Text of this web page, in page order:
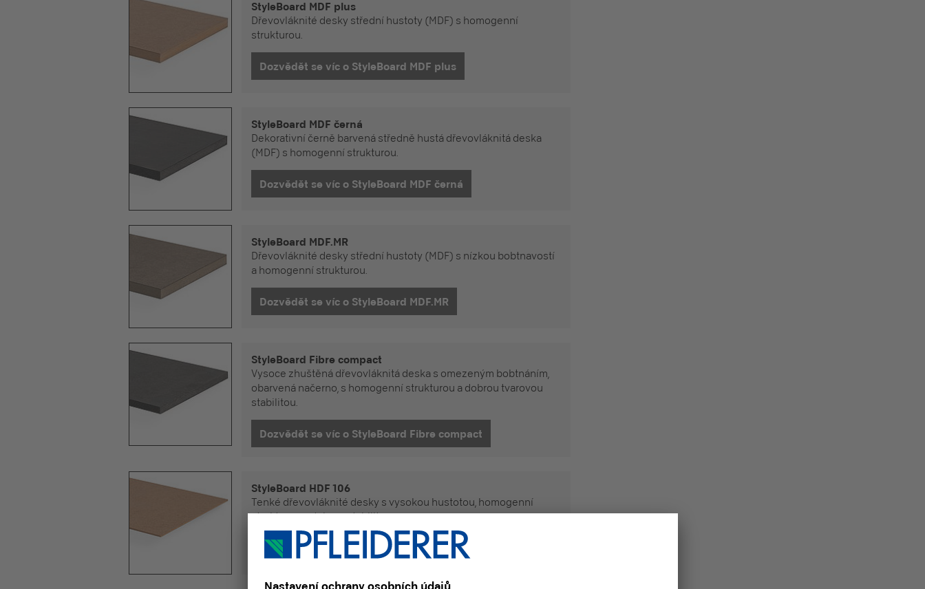
StyleBoard MDF plus
Dřevovláknité desky střední hustoty (MDF) s homogenní
strukturou.
Dozvědět se víc o StyleBoard MDF plus
StyleBoard MDF černá
Dekorativní černě barvená středně hustá dřevovláknitá deska
(MDF) s homogenní strukturou.
Dozvědět se víc o StyleBoard MDF černá
StyleBoard MDF.MR
Dřevovláknité desky střední hustoty (MDF) s nízkou bobtnavostí
a homogenní strukturou.
Dozvědět se víc o StyleBoard MDF.MR
StyleBoard Fibre compact
Vysoce zhuštěná dřevovláknitá deska s omezeným bobtnáním,
obarvená načerno, s homogenní strukturou a dobrou tvarovou
stabilitou.
Dozvědět se víc o StyleBoard Fibre compact
StyleBoard HDF 106
Tenké dřevovláknité desky s vysokou hustotou, homogenní
strukturou a dobrou stabilitou.
Dozvědět se víc o StyleBoard HDF 106